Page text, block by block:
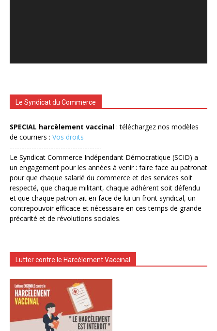
Le Syndicat du Commerce
SPECIAL harcèlement vaccinal : téléchargez nos modèles
de courriers : Vos droits
--------------------------------------
Le Syndicat Commerce Indépendant Démocratique (SCID) a
un engagement pour les années à venir : faire face au patronat
pour que chaque salarié du commerce et des services soit
respecté, que chaque militant, chaque adhérent soit défendu
et que chaque patron ait en face de lui un front syndical, un
contrepouvoir efficace et nécessaire en ces temps de grande
précarité et de révolutions sociales.
Lutter contre le Harcèlement Vaccinal